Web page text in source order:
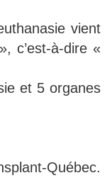
vient
c’est-à-dire «
et 5 organes
Québec.